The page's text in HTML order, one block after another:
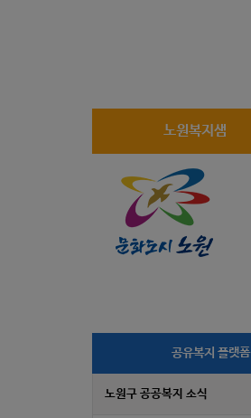
노원복지샘
공유복지 플랫폼
노원구 공공복지 소식